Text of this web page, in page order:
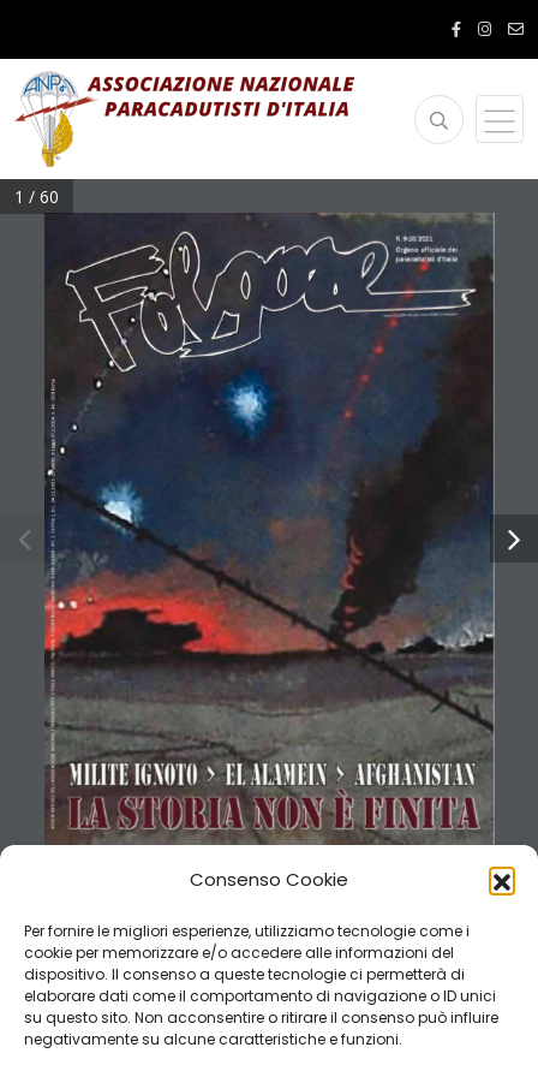
Consenso Cookie
Per fornire le migliori esperienze, utilizziamo tecnologie come i
cookie per memorizzare e/o accedere alle informazioni del
dispositivo. Il consenso a queste tecnologie ci permetterà di
elaborare dati come il comportamento di navigazione o ID unici
su questo sito. Non acconsentire o ritirare il consenso può influire
negativamente su alcune caratteristiche e funzioni.
RIVISTA MENSILE DELL’ASSOCIAZIONE NAZIONALE PARACADUTISTI D’ITALIA (ANPd’I) - Via Sforza, 5 00184 Roma - Spedizione in abb. postale - Art. 1, Comma 1, D.L. 24.12.2003, convertito in Legge 27.2.2004, n. 46 - DCB Roma
N. 9-10/2021
Organo ufficiale dei
paracadutisti d’Italia
Come FOLGORE dal cielo, come NEMBO di tempesta
1 / 60